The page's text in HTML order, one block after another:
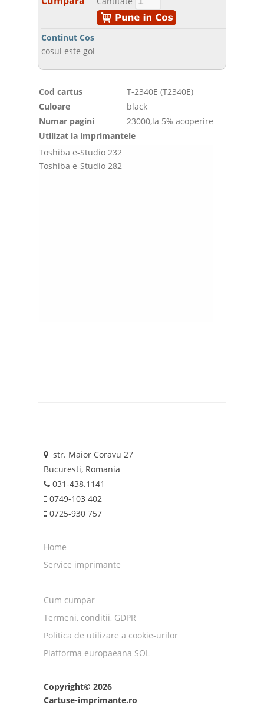
Continut Cos
cosul este gol
Cod cartus
T-2340E (T2340E)
Culoare
black
Numar pagini
23000,la 5% acoperire
Utilizat la imprimantele
Toshiba e-Studio 232
Toshiba e-Studio 282
str. Maior Coravu 27
Bucuresti, Romania
031-438.1141
0749-103 402
0725-930 757
Home
Service imprimante
Cum cumpar
Termeni, conditii, GDPR
Politica de utilizare a cookie-urilor
Platforma europaeana SOL
Copyright© 2026
Cartuse-imprimante.ro